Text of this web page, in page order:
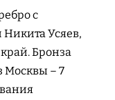
с
Никита Усяев,
Бронза
Москвы – 7